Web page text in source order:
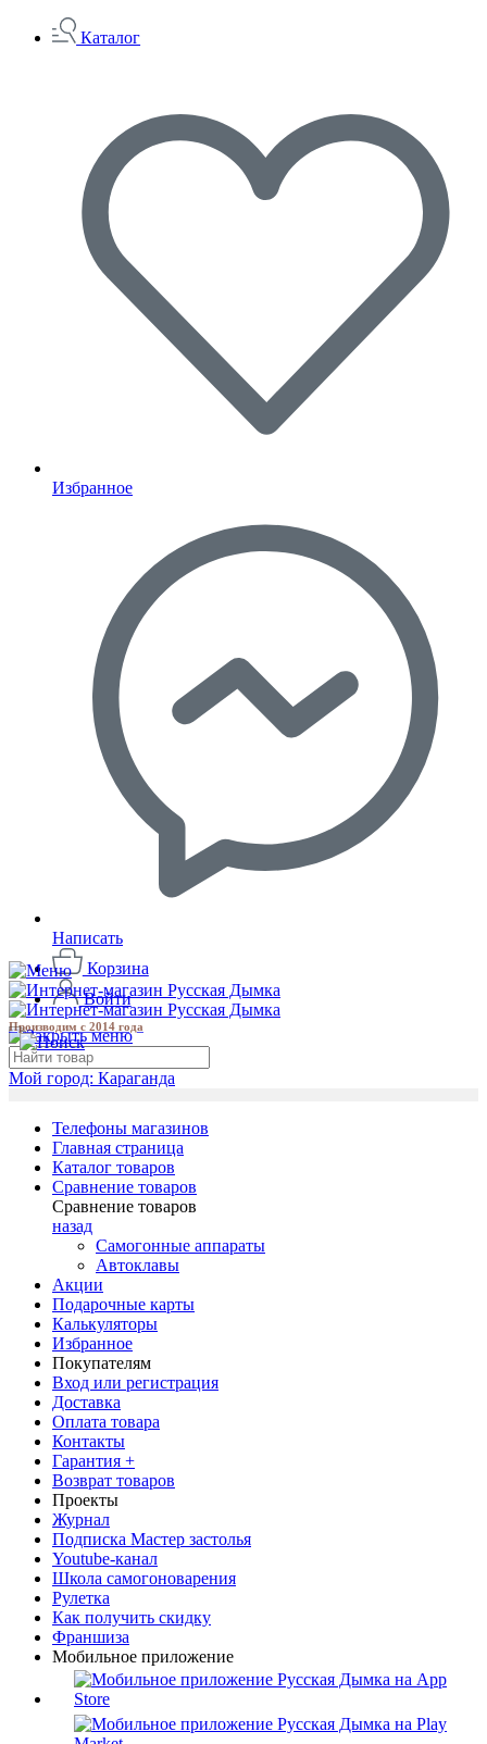
Каталог
Избранное
Написать
Корзина
Войти
Производим с 2014 года
Мой город: Караганда
Телефоны магазинов
Главная страница
Каталог товаров
Сравнение товаров
Сравнение товаров
назад
Самогонные аппараты
Автоклавы
Акции
Подарочные карты
Калькуляторы
Избранное
Покупателям
Вход или регистрация
Доставка
Оплата товара
Контакты
Гарантия +
Возврат товаров
Проекты
Журнал
Подписка Мастер застолья
Youtube-канал
Школа самогоноварения
Рулетка
Как получить скидку
Франшиза
Мобильное приложение